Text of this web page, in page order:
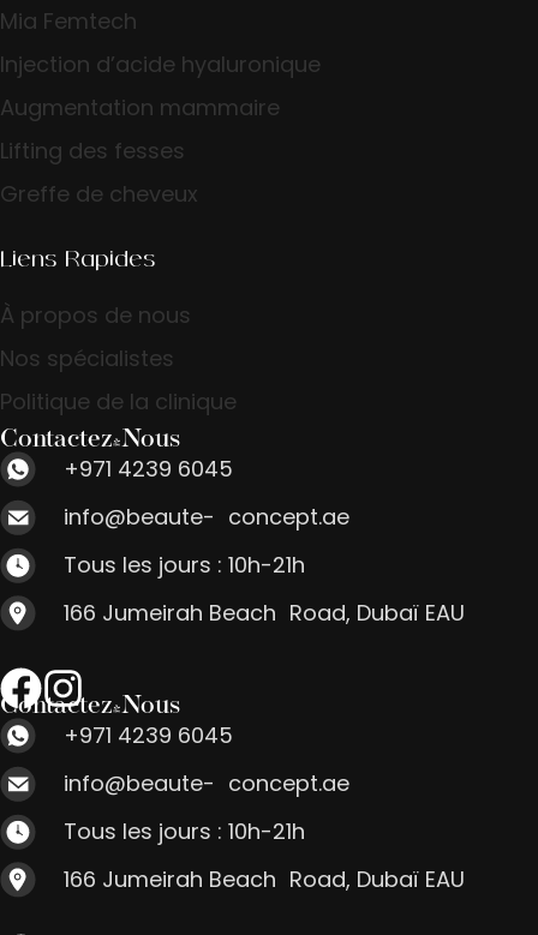
Mia Femtech
Injection d’acide hyaluronique
Augmentation mammaire
Lifting des fesses
Greffe de cheveux
Liens Rapides
À propos de nous
Nos spécialistes
Politique de la clinique
Contactez-Nous
+971 4239 6045
info@beaute- concept.ae
Tous les jours : 10h-21h
166 Jumeirah Beach Road, Dubaï EAU
Contactez-Nous
+971 4239 6045
info@beaute- concept.ae
Tous les jours : 10h-21h
166 Jumeirah Beach Road, Dubaï EAU